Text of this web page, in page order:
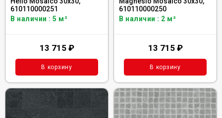
610110000251
В наличии : 5 м²
13 715 ₽
В корзину
610110000250
В наличии : 2 м²
13 715 ₽
В корзину